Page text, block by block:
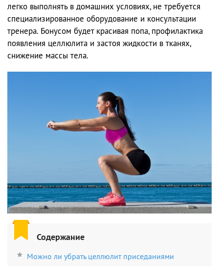
легко выполнять в домашних условиях, не требуется
специализированное оборудование и консультации
тренера. Бонусом будет красивая попа, профилактика
появления целлюлита и застоя жидкости в тканях,
снижение массы тела.
Содержание
Можно ли убрать целлюлит приседаниями